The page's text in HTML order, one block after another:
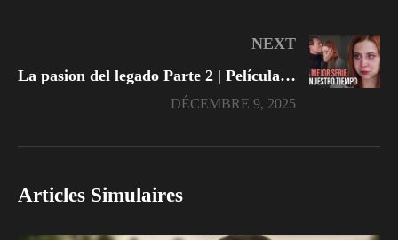
NEXT
La pasion del legado Parte 2 | Película completa en Español Latino
DÉCEMBRE 9, 2025
Articles Simulaires